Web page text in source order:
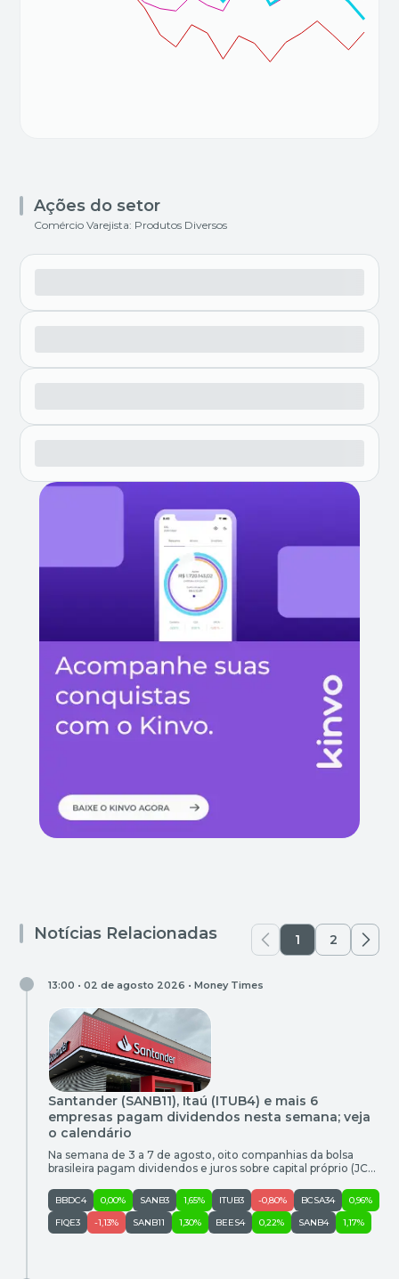
Ações do setor
Comércio Varejista: Produtos Diversos
Notícias Relacionadas 1 2
13:00 • 02 de agosto 2026 • Money Times
Santander (SANB11), Itaú (ITUB4) e mais 6
empresas pagam dividendos nesta semana; veja
o calendário
Na semana de 3 a 7 de agosto, oito companhias da bolsa
brasileira pagam dividendos e juros sobre capital próprio (JCP)
(ITUB3;ITUB4) realiza pagamento de JCP no valor de R$
0,015, com data de corte de 30 de junho de 2026. Já na
quinta-feira (6), o Santander […]
BBDC4 0,00% SANB3 1,65% ITUB3 -0,80% BCSA34
0,96%
FIQE3
-1,13% SANB11 1,30% BEES4 0,22% SANB4 1,17%